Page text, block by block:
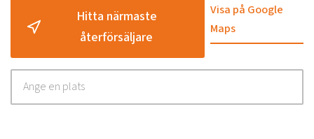
Hitta närmaste
återförsäljare
Visa på Google
Maps